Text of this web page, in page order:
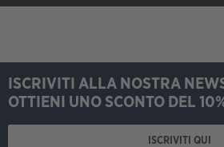
ISCRIVITI ALLA NOSTRA
OTTIENI UNO SCONTO DEL
ISCRIVITI QUI